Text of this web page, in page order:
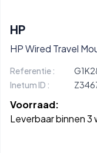
HP
HP Wired Travel
Referentie :
Inetum ID :
Voorraad:
Leverbaar binnen 3